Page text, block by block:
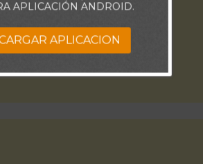
APLICACIÓN ANDROID.
APLICACION